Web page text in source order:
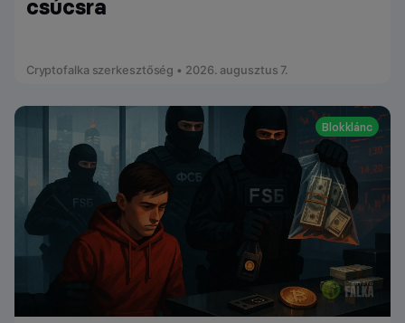
csúcsra
Cryptofalka szerkesztőség • 2026. augusztus 7.
Blokklánc